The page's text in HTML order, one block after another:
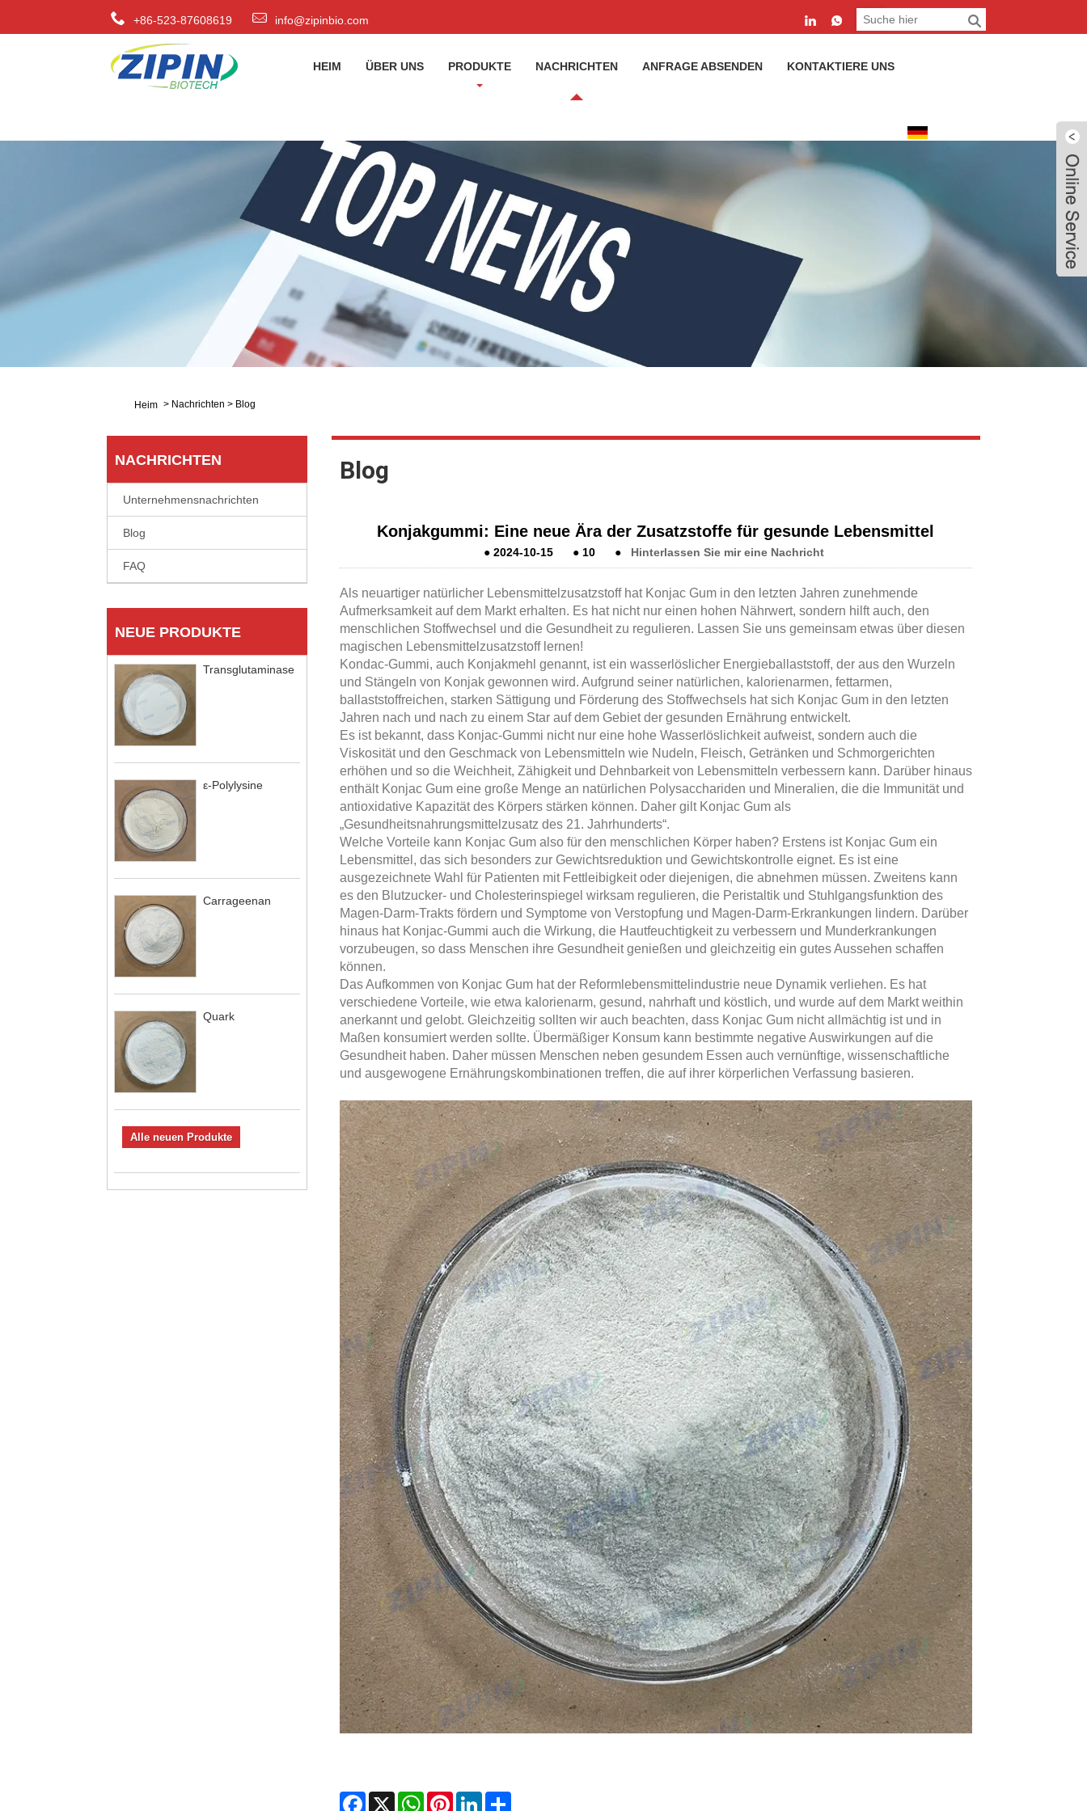
+86-523-87608619 info@zipinbio.com
HEIM ÜBER UNS PRODUKTE NACHRICHTEN ANFRAGE ABSENDEN KONTAKTIERE UNS
Heim > Nachrichten > Blog
NACHRICHTEN
Unternehmensnachrichten
Blog
FAQ
NEUE PRODUKTE
Transglutaminase
ε-Polylysine
Carrageenan
Quark
Alle neuen Produkte
Blog
Konjakgummi: Eine neue Ära der Zusatzstoffe für gesunde Lebensmittel
●2024-10-15 ●10 ● Hinterlassen Sie mir eine Nachricht
Als neuartiger natürlicher Lebensmittelzusatzstoff hat Konjac Gum in den letzten Jahren zunehmende
Aufmerksamkeit auf dem Markt erhalten. Es hat nicht nur einen hohen Nährwert, sondern hilft auch, den
menschlichen Stoffwechsel und die Gesundheit zu regulieren. Lassen Sie uns gemeinsam etwas über diesen
magischen Lebensmittelzusatzstoff lernen!
Kondac-Gummi, auch Konjakmehl genannt, ist ein wasserlöslicher Energieballaststoff, der aus den Wurzeln
und Stängeln von Konjak gewonnen wird. Aufgrund seiner natürlichen, kalorienarmen, fettarmen,
ballaststoffreichen, starken Sättigung und Förderung des Stoffwechsels hat sich Konjac Gum in den letzten
Jahren nach und nach zu einem Star auf dem Gebiet der gesunden Ernährung entwickelt.
Es ist bekannt, dass Konjac-Gummi nicht nur eine hohe Wasserlöslichkeit aufweist, sondern auch die
Viskosität und den Geschmack von Lebensmitteln wie Nudeln, Fleisch, Getränken und Schmorgerichten
erhöhen und so die Weichheit, Zähigkeit und Dehnbarkeit von Lebensmitteln verbessern kann. Darüber hinaus
enthält Konjac Gum eine große Menge an natürlichen Polysacchariden und Mineralien, die die Immunität und
antioxidative Kapazität des Körpers stärken können. Daher gilt Konjac Gum als
„Gesundheitsnahrungsmittelzusatz des 21. Jahrhunderts“.
Welche Vorteile kann Konjac Gum also für den menschlichen Körper haben? Erstens ist Konjac Gum ein
Lebensmittel, das sich besonders zur Gewichtsreduktion und Gewichtskontrolle eignet. Es ist eine
ausgezeichnete Wahl für Patienten mit Fettleibigkeit oder diejenigen, die abnehmen müssen. Zweitens kann
es den Blutzucker- und Cholesterinspiegel wirksam regulieren, die Peristaltik und Stuhlgangsfunktion des
Magen-Darm-Trakts fördern und Symptome von Verstopfung und Magen-Darm-Erkrankungen lindern. Darüber
hinaus hat Konjac-Gummi auch die Wirkung, die Hautfeuchtigkeit zu verbessern und Munderkrankungen
vorzubeugen, so dass Menschen ihre Gesundheit genießen und gleichzeitig ein gutes Aussehen schaffen
können.
Das Aufkommen von Konjac Gum hat der Reformlebensmittelindustrie neue Dynamik verliehen. Es hat
verschiedene Vorteile, wie etwa kalorienarm, gesund, nahrhaft und köstlich, und wurde auf dem Markt weithin
anerkannt und gelobt. Gleichzeitig sollten wir auch beachten, dass Konjac Gum nicht allmächtig ist und in
Maßen konsumiert werden sollte. Übermäßiger Konsum kann bestimmte negative Auswirkungen auf die
Gesundheit haben. Daher müssen Menschen neben gesundem Essen auch vernünftige, wissenschaftliche
und ausgewogene Ernährungskombinationen treffen, die auf ihrer körperlichen Verfassung basieren.
Facebook
X WhatsAppPinterestLinkedInShare